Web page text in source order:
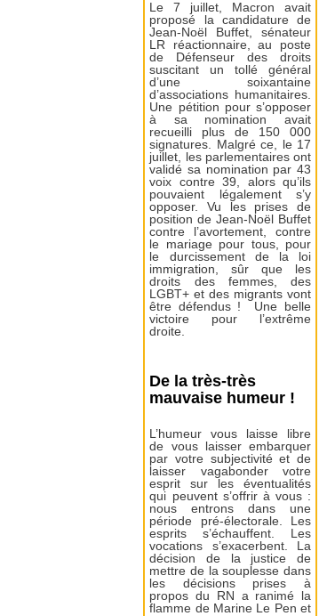
Le 7 juillet, Macron avait
proposé la candidature de
Jean-Noël Buffet, sénateur
LR réactionnaire, au poste
de Défenseur des droits
suscitant un tollé général
d’une soixantaine
d’associations humanitaires.
Une pétition pour s’opposer
à sa nomination avait
recueilli plus de 150 000
signatures. Malgré ce, le 17
juillet, les parlementaires ont
validé sa nomination par 43
voix contre 39, alors qu’ils
pouvaient légalement s’y
opposer. Vu les prises de
position de Jean-Noël Buffet
contre l’avortement, contre
le mariage pour tous, pour
le durcissement de la loi
immigration, sûr que les
droits des femmes, des
LGBT+ et des migrants vont
être défendus ! Une belle
victoire pour l’extrême
droite.
De la très-très
mauvaise humeur !
L’humeur vous laisse libre
de vous laisser embarquer
par votre subjectivité et de
laisser vagabonder votre
esprit sur les éventualités
qui peuvent s’offrir à vous :
nous entrons dans une
période pré-électorale. Les
esprits s’échauffent. Les
vocations s’exacerbent. La
décision de la justice de
mettre de la souplesse dans
les décisions prises à
propos du RN a ranimé la
flamme de Marine Le Pen et